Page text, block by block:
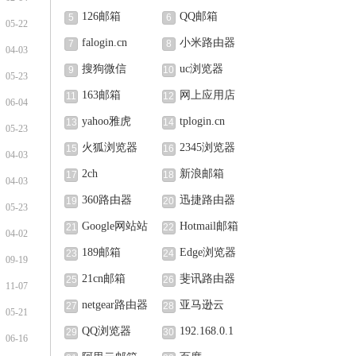
05-22
04-03
05-23
06-04
05-23
04-03
04-03
05-23
04-02
09-19
11-07
05-21
06-16
5 126邮箱 6 QQ邮箱
7 falogin.cn 8 小米路由器
9 搜狗微信 10 uc浏览器
11 163邮箱 12 网上应用店
13 yahoo雅虎 14 tplogin.cn
15 火狐浏览器 16 2345浏览器
17 2ch 18 新浪邮箱
19 360路由器 20 迅捷路由器
21 Google网站站
长中心
22 Hotmail邮箱
23 189邮箱 24 Edge浏览器
25 21cn邮箱 26 斐讯路由器
27 netgear路由器 28 亚马逊云
29 QQ浏览器 30 192.168.0.1